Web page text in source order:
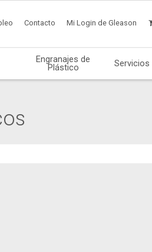
Contacto Mi Login de Gleason
Engranajes de
Plástico Servicios